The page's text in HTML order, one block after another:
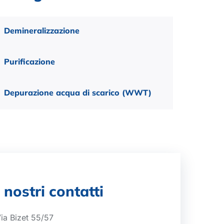
Demineralizzazione
Purificazione
Depurazione acqua di scarico (WWT)
nostri contatti
Bizet 55/57